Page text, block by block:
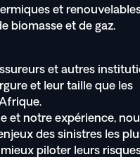
et
biomasse et de gaz.
et autres
et leur taille que les
et notre expérience,
des sinistres les
piloter leurs